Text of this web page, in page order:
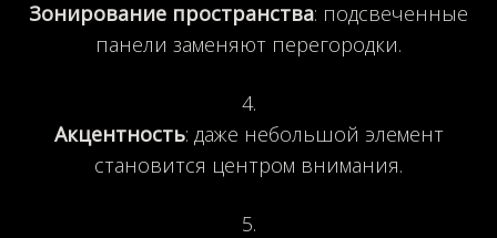
Зонирование пространства: подсвеченные
панели заменяют перегородки.
Акцентность: даже небольшой элемент
становится центром внимания.